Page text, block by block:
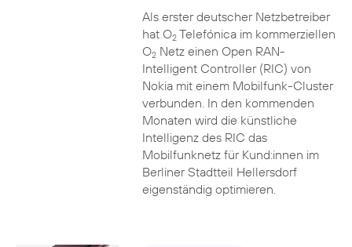
Als erster deutscher Netzbetreiber
hat O2Telefónica im kommerziellen
O2Netz einen Open RAN-
Intelligent Controller (RIC) von
Nokia mit einem Mobilfunk-Cluster
verbunden. In den kommenden
Monaten wird die künstliche
Intelligenz des RIC das
Mobilfunknetz für Kund:innen im
Berliner Stadtteil Hellersdorf
eigenständig optimieren.